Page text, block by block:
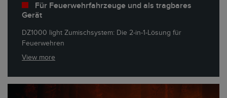
Für Feuerwehrfahrzeuge und als tragbares
Gerät
DZ1000 light Zumischsystem: Die 2-in-1-Lösung für
Feuerwehren
View more